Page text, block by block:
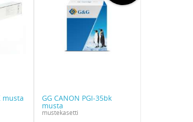
musta GG CANON PGI-35bk
musta
mustekasetti